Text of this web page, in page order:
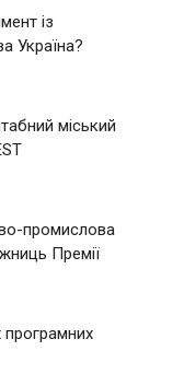
із
Україна?
міський
промислова
Премії